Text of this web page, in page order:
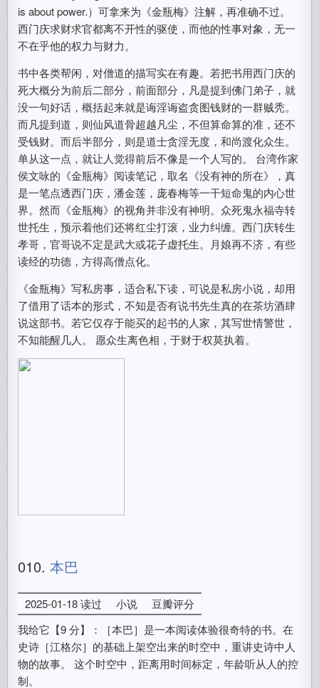
is about power.）可拿来为《金瓶梅》注解，再准确不过。
西门庆求财求官都离不开性的驱使，而他的性事对象，无一
不在乎他的权力与财力。
书中各类帮闲，对僧道的描写实在有趣。若把书用西门庆的
死大概分为前后二部分，前面部分，凡是提到佛门弟子，就
没一句好话，概括起来就是诲淫诲盗贪图钱财的一群贼秃。
而凡提到道，则仙风道骨超越凡尘，不但算命算的准，还不
受钱财。而后半部分，则是道士贪淫无度，和尚渡化众生。
单从这一点，就让人觉得前后不像是一个人写的。 台湾作家
侯文咏的《金瓶梅》阅读笔记，取名《没有神的所在》，真
是一笔点透西门庆，潘金莲，庞春梅等一干短命鬼的内心世
界。然而《金瓶梅》的视角并非没有神明。众死鬼永福寺转
世托生，预示着他们还将红尘打滚，业力纠缠。西门庆转生
孝哥，官哥说不定是武大或花子虚托生。月娘再不济，有些
读经的功德，方得高僧点化。
《金瓶梅》写私房事，适合私下读，可说是私房小说，却用
了借用了话本的形式，不知是否有说书先生真的在茶坊酒肆
说这部书。若它仅存于能买的起书的人家，其写世情警世，
不知能醒几人。 愿众生离色相，于财于权莫执着。
010.本巴
2025-01-18 读过 小说
豆瓣评分
我给它【9 分】：［本巴］是一本阅读体验很奇特的书。在
史诗［江格尔］的基础上架空出来的时空中，重讲史诗中人
物的故事。 这个时空中，距离用时间标定，年龄听从人的控
制。